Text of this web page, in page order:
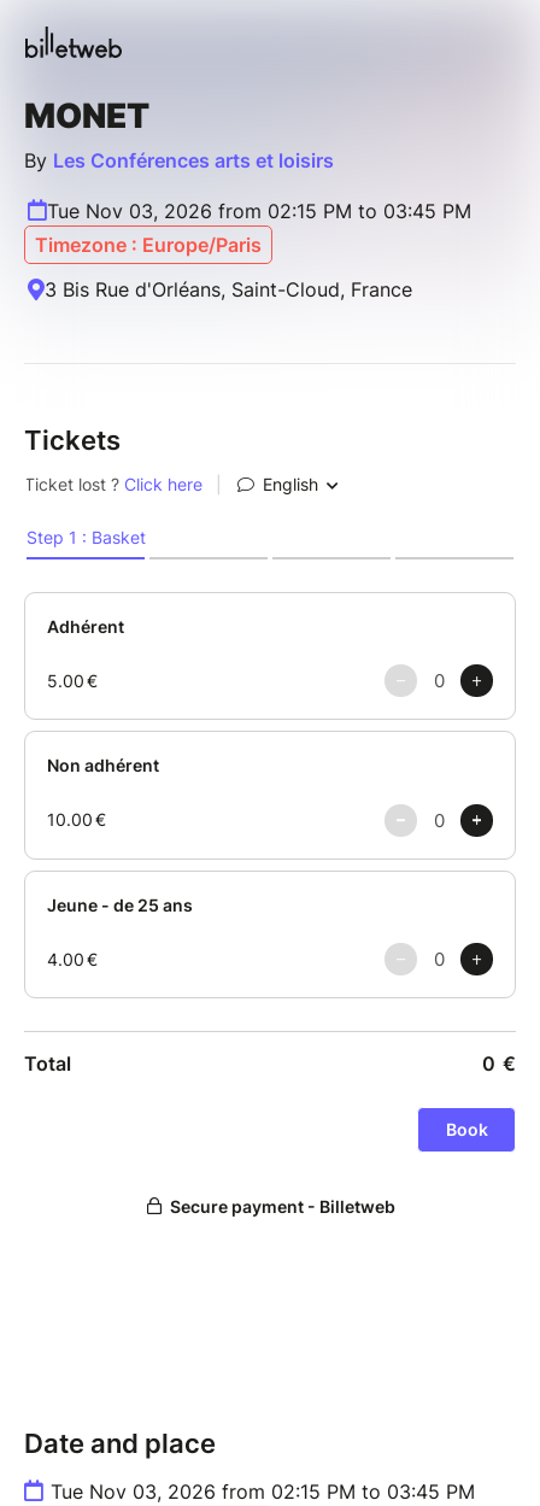
MONET
By Les Conférences arts et loisirs
Tue Nov 03, 2026 from 02:15 PM to 03:45 PM
Timezone : Europe/Paris
3 Bis Rue d'Orléans, Saint-Cloud, France
Tickets
Date and place
Tue Nov 03, 2026 from 02:15 PM to 03:45 PM